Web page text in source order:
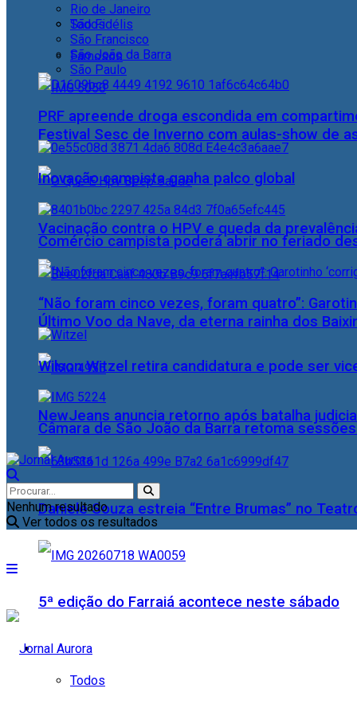
Todos
Famosos
Festival Sesc de Inverno com aulas-show de
Vacinação contra o HPV e queda da
Último Voo da Nave, da eterna rainha dos
NewJeans anuncia retorno após batalha
Daniele Souza estreia “Entre Brumas” no
5ª edição do Farraiá acontece neste sábado
Cidades
Todos
Rio de Janeiro
São Fidélis
São Francisco
São João da Barra
São Paulo
PRF apreende droga escondida em
Inovação campista ganha palco global
Comércio campista poderá abrir no feriado
“Não foram cinco vezes, foram quatro”:
Wilson Witzel retira candidatura e pode ser
Câmara de São João da Barra retoma
Nenhum resultado
Ver todos os resultados